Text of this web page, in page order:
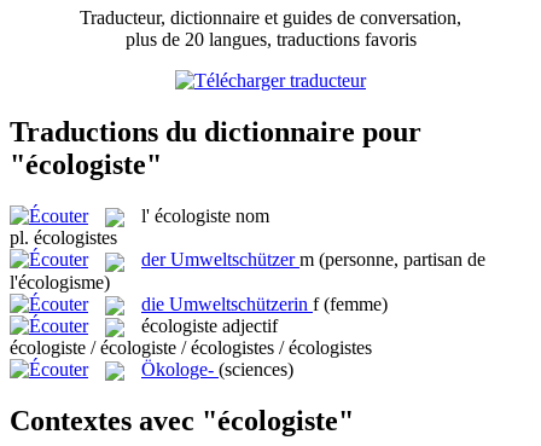
Traducteur, dictionnaire et guides de conversation,
plus de 20 langues, traductions favoris
Traductions du dictionnaire pour
"écologiste"
l' écologiste nom
pl. écologistes
derUmweltschützer m (personne, partisan de
l'écologisme)
die Umweltschützerin f (femme)
écologiste adjectif
écologiste / écologiste / écologistes / écologistes
Ökologe- (sciences)
Contextes avec "écologiste"